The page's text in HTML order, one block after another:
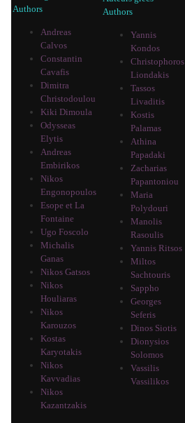
Authors
Andreas
Calvos
Constantin
Cavafis
Dimitra
Christodoulou
Kiki Dimoula
Odysseas
Elytis
Andreas
Embirikos
Nikos
Engonopoulos
Esope et La
Fontaine
Ugo Foscolo
Michalis
Ganas
Nikos Gatsos
Nikos
Houliaras
Nikos
Karouzos
Kostas
Karyotakis
Nikos
Kavvadias
Nikos
Kazantzakis
Authors
Yannis
Kondos
Christophoros
Liondakis
Tassos
Livaditis
Kostis
Palamas
Athina
Papadaki
Zacharias
Papantoniou
Maria
Polydouri
Manolis
Rasoulis
Yannis Ritsos
Miltos
Sachtouris
Sappho
Georges
Seferis
Dinos Siotis
Dionysios
Solomos
Vassilis
Vassilikos